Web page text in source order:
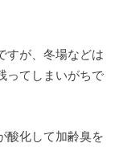
すが、冬場などは
ってしまいがちで
酸化して加齢臭を